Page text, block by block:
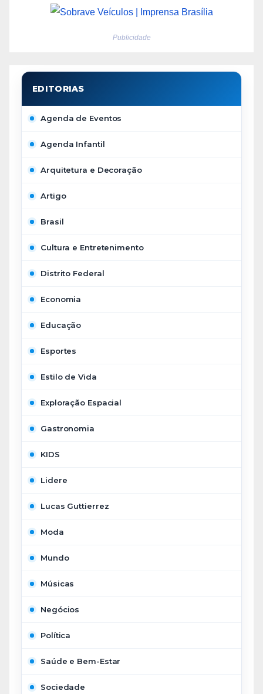
Publicidade
Agenda de Eventos
Agenda Infantil
Arquitetura e Decoração
Artigo
Brasil
Cultura e Entretenimento
Distrito Federal
Economia
Educação
Esportes
Estilo de Vida
Exploração Espacial
Gastronomia
KIDS
Lidere
Lucas Guttierrez
Moda
Mundo
Músicas
Negócios
Política
Saúde e Bem-Estar
Sociedade